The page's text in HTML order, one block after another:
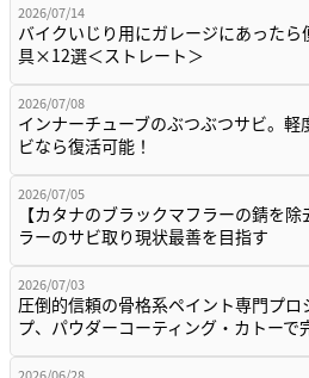
2026/07/14
バイクいじり用にガレージにあったら
具×12選＜ストレート＞
2026/07/08
インナーチューブのぶつぶつサビ。軽
ビなら復活可能！
2026/07/05
【カタナのブラックマフラーの錆を除
ラーのサビ取り現状最善を目指す
2026/07/03
圧倒的信頼の骨格系ペイント専門プロ
プ、パウダーコーティング・カトー